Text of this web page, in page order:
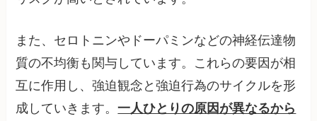
また、セロトニンやドーパミンなどの神経伝達物
質の不均衡も関与しています。これらの要因が相
互に作用し、強迫観念と強迫行為のサイクルを形
成していきます。一人ひとりの原因が異なるから